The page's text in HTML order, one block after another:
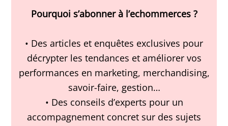
Pourquoi s’abonner à l’echommerces ?
• Des articles et enquêtes exclusives pour
décrypter les tendances et améliorer vos
performances en marketing, merchandising,
savoir-faire, gestion…
• Des conseils d’experts pour un
accompagnement concret sur des sujets